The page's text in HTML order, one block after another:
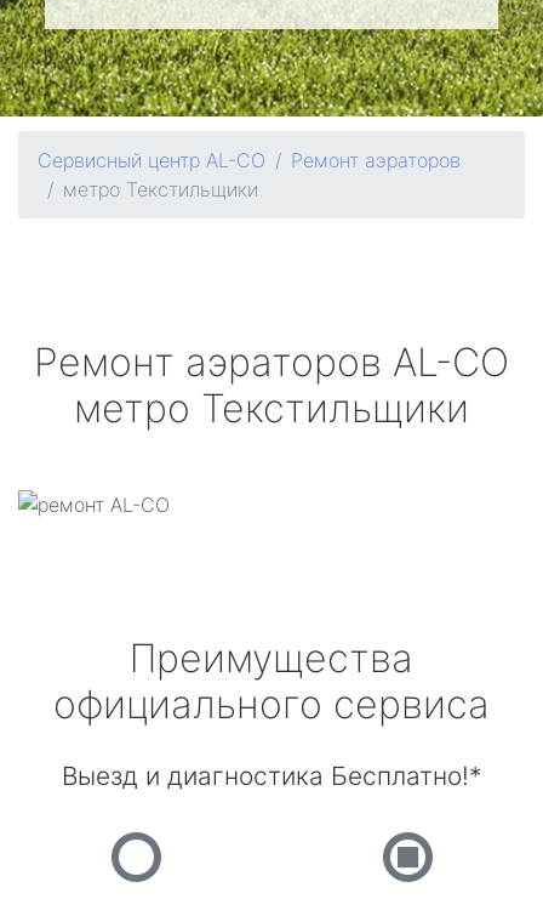
Сервисный центр AL-CO
Ремонт аэраторов
метро Текстильщики
Ремонт аэраторов AL-CO
метро Текстильщики
Преимущества
официального сервиса
Выезд и диагностика Бесплатно!*